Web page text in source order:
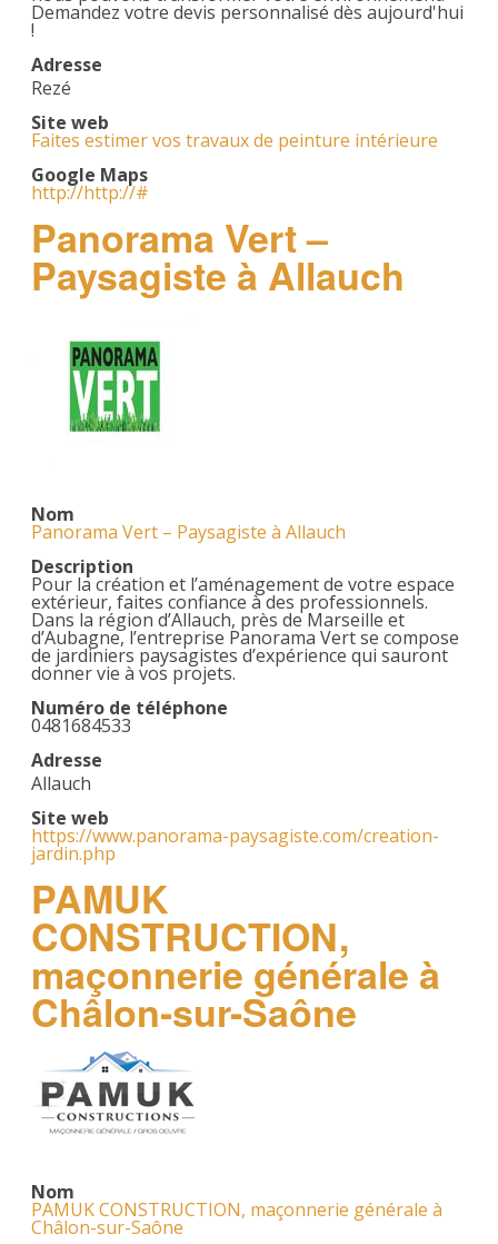
Demandez votre devis personnalisé dès aujourd'hui
!
Adresse
Rezé
Site web
Faites estimer vos travaux de peinture intérieure
Google Maps
http://http://#
Panorama Vert –
Paysagiste à Allauch
Nom
Panorama Vert – Paysagiste à Allauch
Description
Pour la création et l’aménagement de votre espace
extérieur, faites confiance à des professionnels.
Dans la région d’Allauch, près de Marseille et
d’Aubagne, l’entreprise Panorama Vert se compose
de jardiniers paysagistes d’expérience qui sauront
donner vie à vos projets.
Numéro de téléphone
0481684533
Adresse
Allauch
Site web
https://www.panorama-paysagiste.com/creation-
jardin.php
PAMUK
CONSTRUCTION,
maçonnerie générale à
Châlon-sur-Saône
Nom
PAMUK CONSTRUCTION, maçonnerie générale à
Châlon-sur-Saône